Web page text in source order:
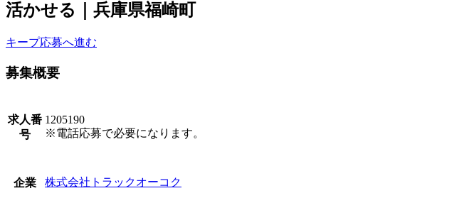
活かせる｜兵庫県福崎町
キープ応募へ進む
募集概要
求人番
号
1205190
※電話応募で必要になります。
企業 株式会社トラックオーコク